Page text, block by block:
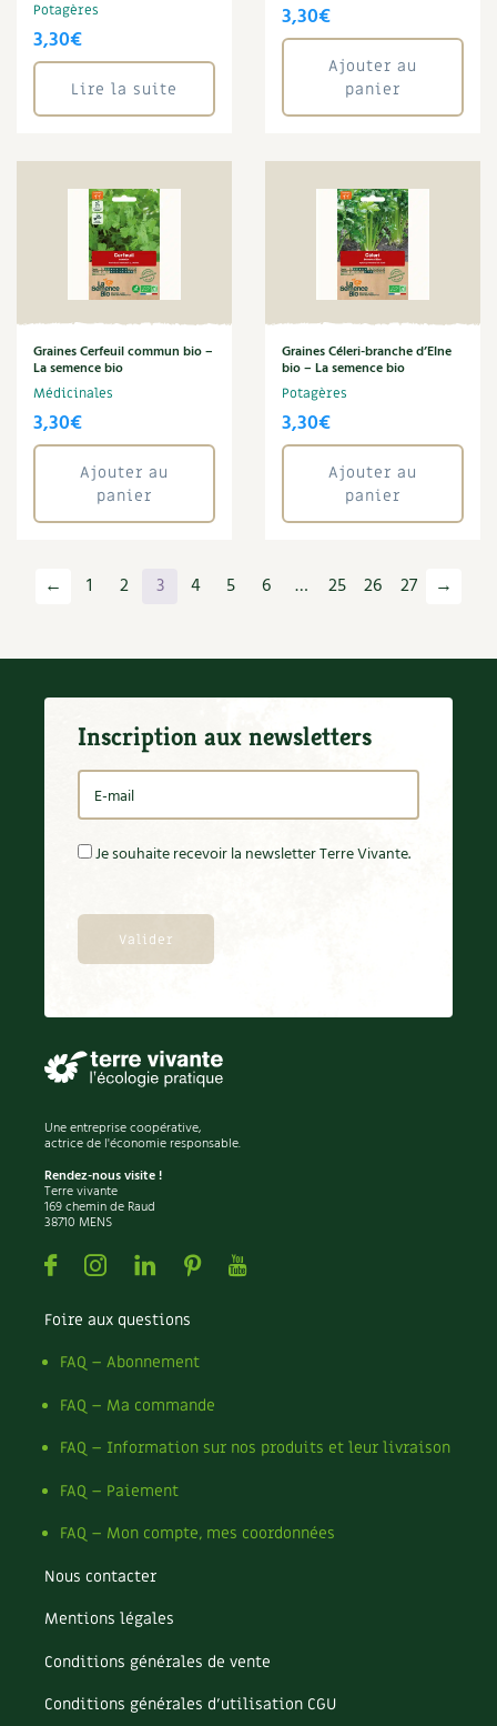
Potagères
3,30€
Lire la suite
3,30€
Ajouter au
panier
Graines Cerfeuil commun bio –
La semence bio
Médicinales
3,30€
Ajouter au
panier
Graines Céleri-branche d’Elne
bio – La semence bio
Potagères
3,30€
Ajouter au
panier
← 1 2 3 4 5 6 … 25 26 27 →
Inscription aux newsletters
Je souhaite recevoir la newsletter Terre Vivante.
Une entreprise coopérative,
actrice de l'économie responsable.
Rendez-nous visite !
Terre vivante
169 chemin de Raud
38710 MENS
FacebookInstagramLinkedin
PinterestYoutube
Foire aux questions
FAQ – Abonnement
FAQ – Ma commande
FAQ – Information sur nos produits et leur livraison
FAQ – Paiement
FAQ – Mon compte, mes coordonnées
Nous contacter
Mentions légales
Conditions générales de vente
Conditions générales d’utilisation CGU